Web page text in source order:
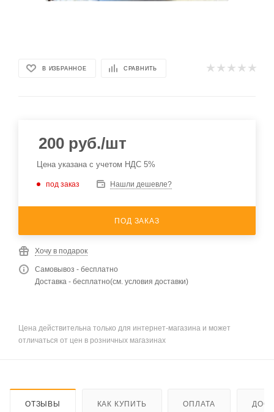
В ИЗБРАННОЕ СРАВНИТЬ
200 руб./шт
Цена указана с учетом НДС 5%
под заказ Нашли дешевле?
ПОД ЗАКАЗ
Хочу в подарок
Самовывоз - бесплатно
Доставка - бесплатно(см. условия доставки)
Цена действительна только для интернет-магазина и может
отличаться от цен в розничных магазинах
ОТЗЫВЫ КАК КУПИТЬ ОПЛАТА